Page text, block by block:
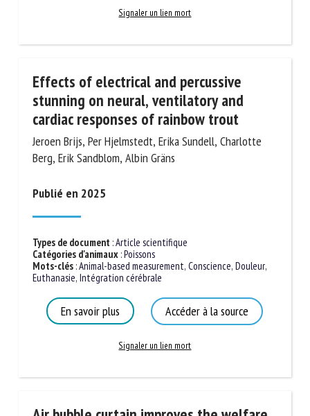
Signaler un lien mort
Effects of electrical and percussive
stunning on neural, ventilatory and
cardiac responses of rainbow trout
Jeroen Brijs, Per Hjelmstedt, Erika Sundell, Charlotte
Berg, Erik Sandblom, Albin Gräns
Publié en 2025
Types de document:Article scientifique
Catégories d'animaux:Poissons
Mots-clés:Animal-based measurement, Conscience, Douleur,
Euthanasie, Intégration cérébrale
En savoir plus Accéder à la source
Signaler un lien mort